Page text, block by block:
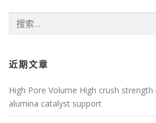
索：
近期文章
High Pore Volume High crush
alumina catalyst support